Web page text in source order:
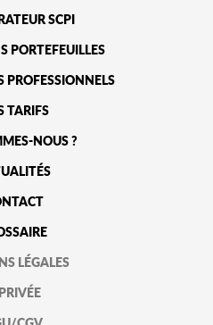
SCPI
PORTEFEUILLES
PROFESSIONNELS
TARIFS
NOUS ?
LÉGALES